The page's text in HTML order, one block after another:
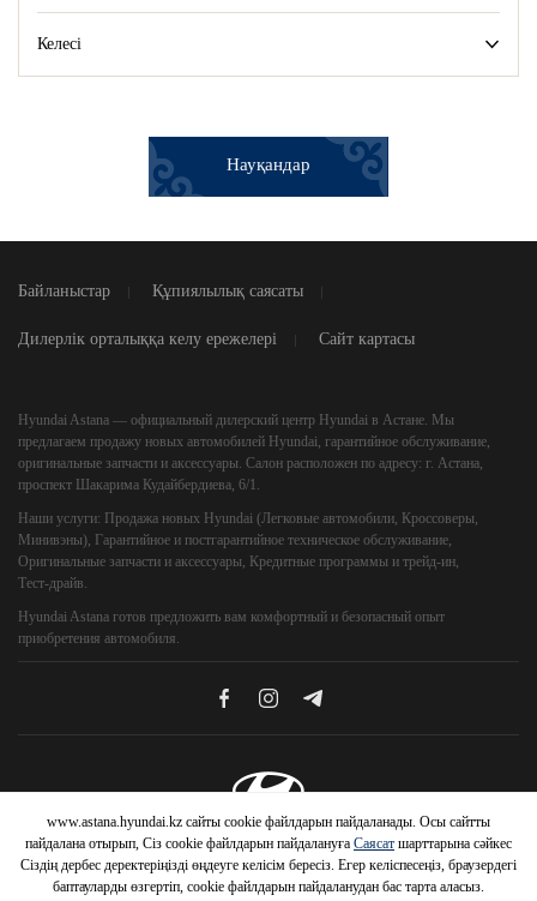
Келесі
Науқандар
Байланыстар Құпиялылық саясаты
Дилерлік орталыққа келу ережелері Сайт картасы
Hyundai Astana — официальный дилерский центр Hyundai в Астане. Мы
предлагаем продажу новых автомобилей Hyundai, гарантийное обслуживание,
оригинальные запчасти и аксессуары. Салон расположен по адресу: г. Астана,
проспект Шакарима Кудайбердиева, 6/1.
Наши услуги: Продажа новых Hyundai (Легковые автомобили, Кроссоверы,
Минивэны), Гарантийное и постгарантийное техническое обслуживание,
Оригинальные запчасти и аксессуары, Кредитные программы и трейд‑ин,
Тест‑драйв.
Hyundai Astana готов предложить вам комфортный и безопасный опыт
приобретения автомобиля.
© 2026 Hyundai Motor Company
www.astana.hyundai.kz сайты cookie файлдарын пайдаланады. Осы сайтты
пайдалана отырып, Сіз cookie файлдарын пайдалануға Саясат шарттарына сәйкес
Сіздің дербес деректеріңізді өңдеуге келісім бересіз. Егер келіспесеңіз, браузердегі
баптауларды өзгертіп, cookie файлдарын пайдаланудан бас тарта аласыз.